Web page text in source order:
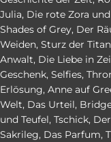
Julia, Die rote Zora
Shades of Grey, Der
Weiden, Sturz der
Anwalt, Die Liebe in
Geschenk, Selfies,
Erlösung, Anne auf
Welt, Das Urteil,
und Teufel, Tschick,
Sakrileg, Das Parfum,